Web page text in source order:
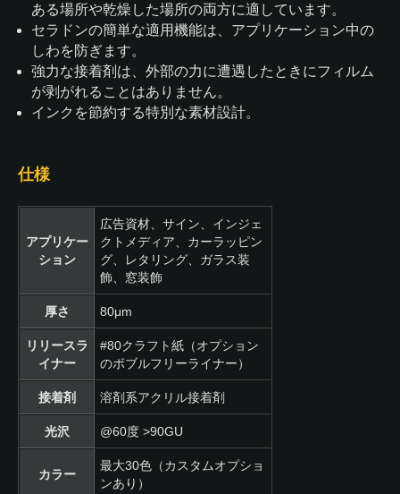
ある場所や乾燥した場所の両方に適しています。
セラドンの簡単な適用機能は、アプリケーション中の
しわを防ぎます。
強力な接着剤は、外部の力に遭遇したときにフィルム
が剥がれることはありません。
インクを節約する特別な素材設計。
仕様
アプリケー
ション
広告資材、サイン、インジェ
クトメディア、カーラッピン
グ、レタリング、ガラス装
飾、窓装飾
厚さ 80μm
リリースラ
イナー
#80クラフト紙（オプション
のボブルフリーライナー）
接着剤 溶剤系アクリル接着剤
光沢 @60度 >90GU
カラー
最大30色（カスタムオプショ
ンあり）